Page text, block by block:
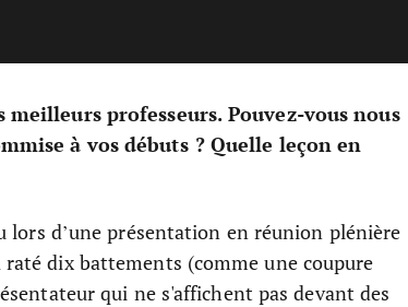
professeurs. Pouvez-vous nous
à vos débuts ? Quelle leçon en
d’une présentation en réunion plénière
dix battements (comme une coupure
qui ne s'affichent pas devant des